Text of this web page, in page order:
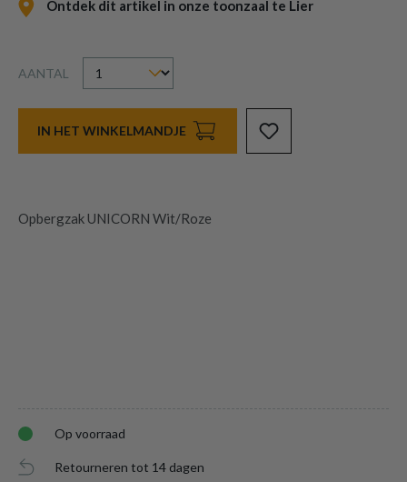
Ontdek dit artikel in onze toonzaal te Lier
AANTAL
IN HET WINKELMANDJE
Opbergzak UNICORN Wit/Roze
Op voorraad
Retourneren tot 14 dagen